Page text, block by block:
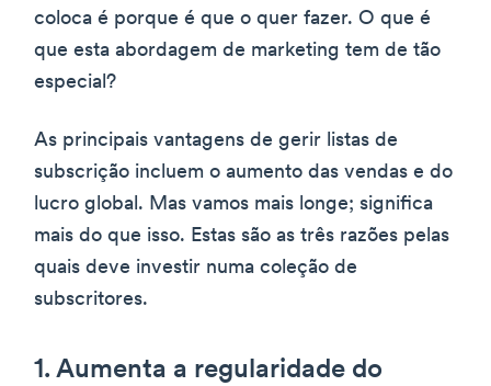
coloca é porque é que o quer fazer. O que é
que esta abordagem de marketing tem de tão
especial?
As principais vantagens de gerir listas de
subscrição incluem o aumento das vendas e do
lucro global. Mas vamos mais longe; significa
mais do que isso. Estas são as três razões pelas
quais deve investir numa coleção de
subscritores.
1. Aumenta a regularidade do